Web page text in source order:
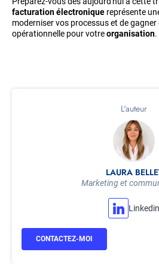
L'auteur
LAURA
Marketing et
Linkedin
CONTACTEZ-MOI
facturation électronique représente
moderniser vos processus et de
opérationnelle pour votreorganisation.